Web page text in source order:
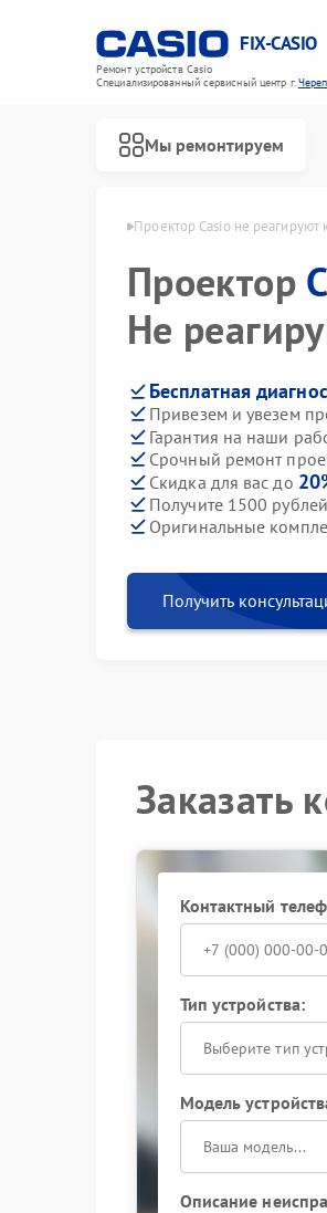
FIX-CASIO
Ремонт устройств Casio
Специализированный cервисный центр г.
Мы ремонтируем
Casio в Череповце Проектор Casio не реагируют
Проектор
Не
Бесплатная
Привезем и увезем
Гарантия на наши
Срочный ремонт
Скидка для вас до
Получите 1500
Оригинальные
Получить
Заказать
Контактный
Тип устройства:
Выберите тип
Модель
Описание